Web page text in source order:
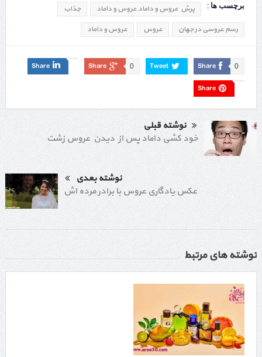
برچسب ها : پرش عروس و داماد عروس و داماد
جذاب
رسم عروسی در جهان
عروس عروس و داماد
Share 0
Tweet
Share 0
Share
Share
نوشته قبلی
خود کشی داماد پس از دیدن عروس زشت
نوشته بعدی
عکس یادگاری عروس با برادر مرده اش
نوشته های مرتبط